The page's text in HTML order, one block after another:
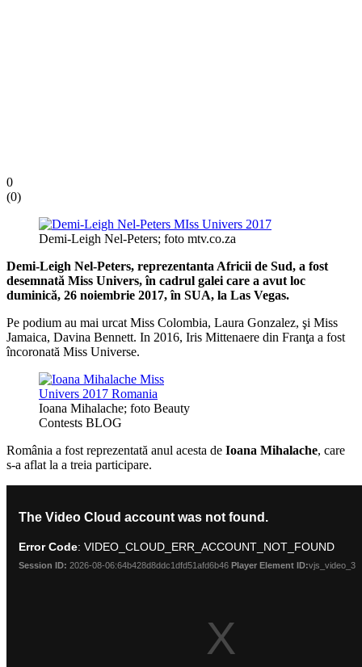
0
(0)
Demi-Leigh Nel-Peters; foto mtv.co.za
Demi-Leigh Nel-Peters, reprezentanta Africii de Sud, a fost
desemnată Miss Univers, în cadrul galei care a avut loc
duminică, 26 noiembrie 2017, în SUA, la Las Vegas.
Pe podium au mai urcat Miss Colombia, Laura Gonzalez, şi Miss
Jamaica, Davina Bennett. In 2016, Iris Mittenaere din Franţa a fost
încoronată Miss Universe.
Ioana Mihalache; foto Beauty
Contests BLOG
România a fost reprezentată anul acesta de Ioana Mihalache, care
s-a aflat la a treia participare.